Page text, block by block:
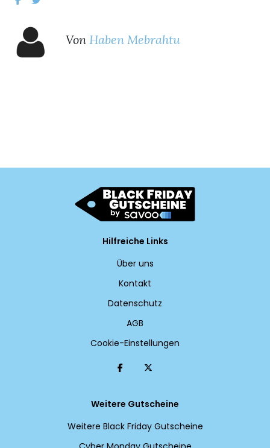
Von Haben Mebrahtu
Hilfreiche Links
Über uns
Kontakt
Datenschutz
AGB
Cookie-Einstellungen
Weitere Gutscheine
Weitere Black Friday Gutscheine